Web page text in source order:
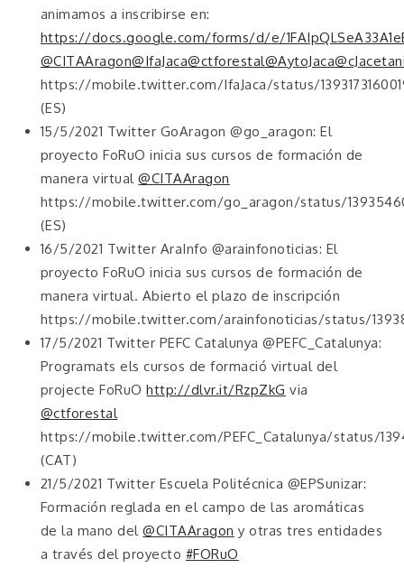
animamos a inscribirse en:
https://docs.google.com/forms/d/e/
@CITAAragon@IfaJaca@ctforestal@AytoJaca
https://mobile.twitter.com/IfaJaca/status/
(ES)
15/5/2021 Twitter GoAragon @go_aragon: El
proyecto FoRuO inicia sus cursos de formación de
manera virtual@CITAAragon
https://mobile.twitter.com/go_aragon/status/
(ES)
16/5/2021 Twitter AraInfo @arainfonoticias: El
proyecto FoRuO inicia sus cursos de formación de
manera virtual. Abierto el plazo de inscripción
https://mobile.twitter.com/arainfonoticias/status/
17/5/2021 Twitter PEFC Catalunya @PEFC_Catalunya:
Programats els cursos de formació virtual del
projecte FoRuOhttp://dlvr.it/RzpZkG via
@ctforestal
https://mobile.twitter.com/PEFC_Catalunya/status/
(CAT)
21/5/2021 Twitter Escuela Politécnica @EPSunizar:
Formación reglada en el campo de las aromáticas
de la mano del@CITAAragon y otras tres entidades
a través del proyecto #FORuO